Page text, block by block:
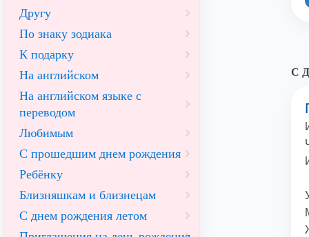
С
Другу
По знаку зодиака
К подарку
На английском
На английском языке с
переводом
Любимым
С прошедшим днем рождения
Ребёнку
Близняшкам и близнецам
С днем рождения летом